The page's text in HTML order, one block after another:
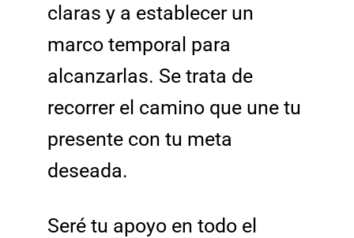
claras y a establecer un
marco temporal para
alcanzarlas. Se trata de
recorrer el camino que une tu
presente con tu meta
deseada.
Seré tu apoyo en todo el